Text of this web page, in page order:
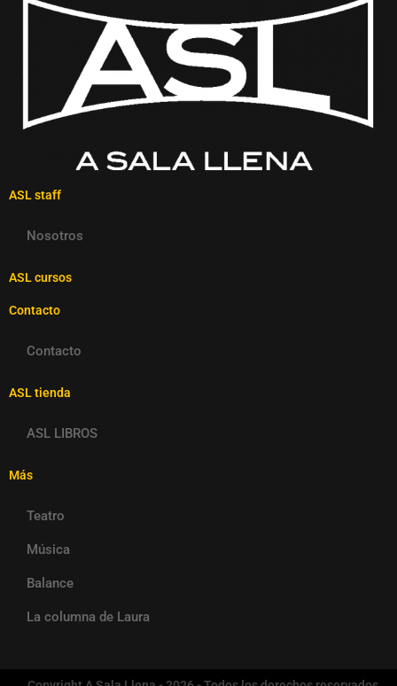
ASL staff
Nosotros
ASL cursos
Contacto
Contacto
ASL tienda
ASL LIBROS
Más
Teatro
Música
Balance
La columna de Laura